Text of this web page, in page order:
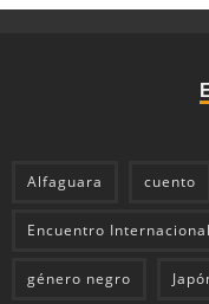
Alfaguara cuento
Encuentro
género negro